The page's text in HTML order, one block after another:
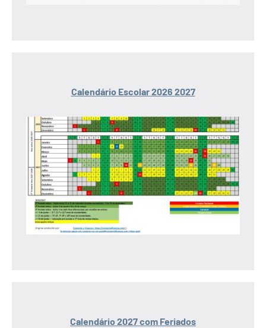
Calendário Escolar 2026 2027
Calendário 2027 com Feriados